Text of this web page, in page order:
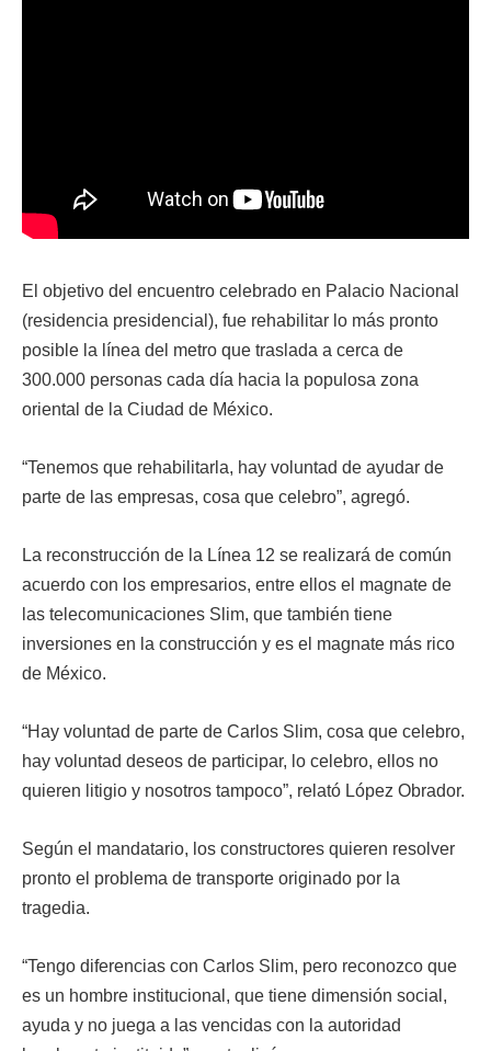
El objetivo del encuentro celebrado en Palacio Nacional
(residencia presidencial), fue rehabilitar lo más pronto
posible la línea del metro que traslada a cerca de
300.000 personas cada día hacia la populosa zona
oriental de la Ciudad de México.
“Tenemos que rehabilitarla, hay voluntad de ayudar de
parte de las empresas, cosa que celebro”, agregó.
La reconstrucción de la Línea 12 se realizará de común
acuerdo con los empresarios, entre ellos el magnate de
las telecomunicaciones Slim, que también tiene
inversiones en la construcción y es el magnate más rico
de México.
“Hay voluntad de parte de Carlos Slim, cosa que celebro,
hay voluntad deseos de participar, lo celebro, ellos no
quieren litigio y nosotros tampoco”, relató López Obrador.
Según el mandatario, los constructores quieren resolver
pronto el problema de transporte originado por la
tragedia.
“Tengo diferencias con Carlos Slim, pero reconozco que
es un hombre institucional, que tiene dimensión social,
ayuda y no juega a las vencidas con la autoridad